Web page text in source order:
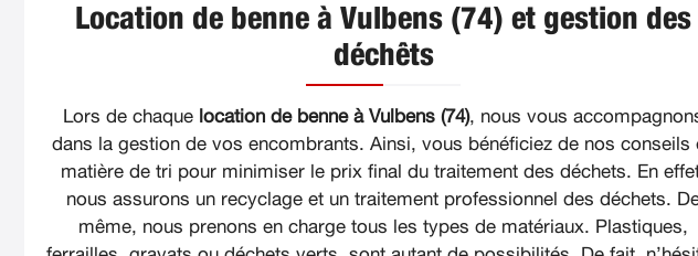
Location de benne à Vulbens (74) et gestion des
déchêts
Lors de chaque location de benne à Vulbens (74), nous vous
dans la gestion de vos encombrants. Ainsi, vous bénéficiez de nos conseils
matière de tri pour minimiser le prix final du traitement des déchets. En
nous assurons un recyclage et un traitement professionnel des déchets.
même, nous prenons en charge tous les types de matériaux. Plastiques,